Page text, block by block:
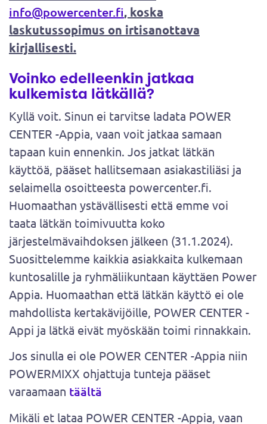
info@powercenter.fi, koska
laskutussopimus on irtisanottava
kirjallisesti.
Voinko edelleenkin jatkaa
kulkemista lätkällä?
Kyllä voit. Sinun ei tarvitse ladata POWER
CENTER -Appia, vaan voit jatkaa samaan
tapaan kuin ennenkin. Jos jatkat lätkän
käyttöä, pääset hallitsemaan asiakastiliäsi ja
selaimella osoitteesta powercenter.fi.
Huomaathan ystävällisesti että emme voi
taata lätkän toimivuutta koko
järjestelmävaihdoksen jälkeen (31.1.2024).
Suosittelemme kaikkia asiakkaita kulkemaan
kuntosalille ja ryhmäliikuntaan käyttäen Power
Appia. Huomaathan että lätkän käyttö ei ole
mahdollista kertakävijöille, POWER CENTER -
Appi ja lätkä eivät myöskään toimi rinnakkain.
Jos sinulla ei ole POWER CENTER -Appia niin
POWERMIXX ohjattuja tunteja pääset
varaamaan täältä
Mikäli et lataa POWER CENTER -Appia, vaan